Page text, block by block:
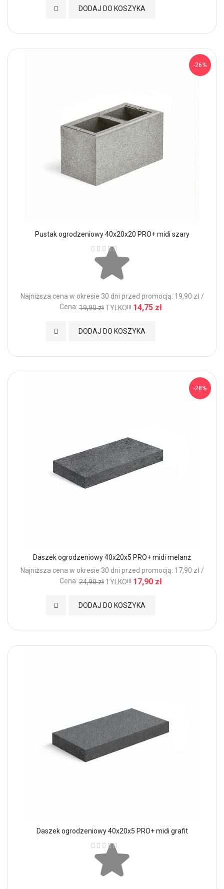
DODAJ DO KOSZYKA
Dodaj do Ulubionych
-26%
Pustak ogrodzeniowy 40x20x20 PRO+ midi szary
Ocena:
Najniższa cena w okresie 30 dni przed promocją: 19,90 zł /
Cena: 19,90 złTYLKO!!! 14,75 zł
DODAJ DO KOSZYKA
Dodaj do Ulubionych
-28%
Daszek ogrodzeniowy 40x20x5 PRO+ midi melanż
Najniższa cena w okresie 30 dni przed promocją: 17,90 zł /
Cena: 24,90 złTYLKO!!! 17,90 zł
DODAJ DO KOSZYKA
Dodaj do Ulubionych
Daszek ogrodzeniowy 40x20x5 PRO+ midi grafit
Ocena: